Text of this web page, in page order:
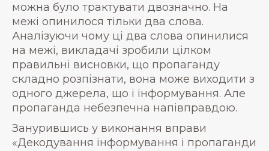
можна було трактувати двозначно. На
межі опинилося тільки два слова.
Аналізуючи чому ці два слова опинилися
на межі, викладачі зробили цілком
правильні висновки, що пропаганду
складно розпізнати, вона може виходити з
одного джерела, що і інформування. Але
пропаганда небезпечна напівправдою.
Занурившись у виконання вправи
«Декодування інформування і пропаганди